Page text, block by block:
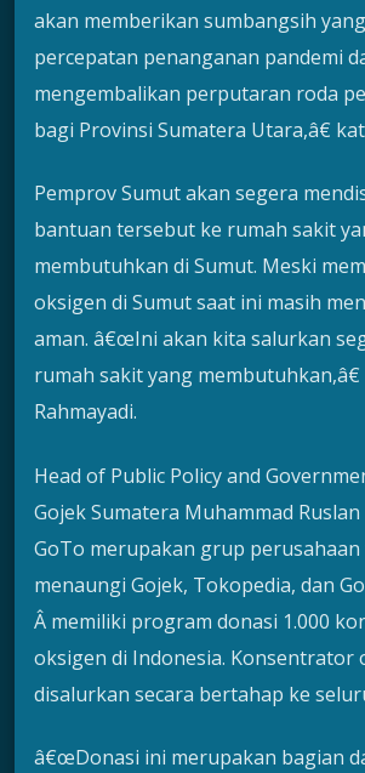
akan memberikan sumbangsih
percepatan penanganan pandemi
mengembalikan perputaran roda
bagi Provinsi Sumatera Utara,â€
Pemprov Sumut akan segera
bantuan tersebut ke rumah sakit
membutuhkan di Sumut. Meski
oksigen di Sumut saat ini masih
aman. â€œIni akan kita salurkan
rumah sakit yang membutuhkan,â€
Rahmayadi.
Head of Public Policy and
Gojek Sumatera Muhammad
GoTo merupakan grup
menaungi Gojek, Tokopedia, dan
Â memiliki program donasi 1.000
oksigen di Indonesia. Konsentrator
disalurkan secara bertahap ke
â€œDonasi ini merupakan bagian